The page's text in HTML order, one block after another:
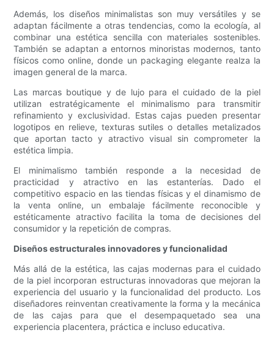
Además, los diseños minimalistas son muy versátiles y se
adaptan fácilmente a otras tendencias, como la ecología, al
combinar una estética sencilla con materiales sostenibles.
También se adaptan a entornos minoristas modernos, tanto
físicos como online, donde un packaging elegante realza la
imagen general de la marca.
Las marcas boutique y de lujo para el cuidado de la piel
utilizan estratégicamente el minimalismo para transmitir
refinamiento y exclusividad. Estas cajas pueden presentar
logotipos en relieve, texturas sutiles o detalles metalizados
que aportan tacto y atractivo visual sin comprometer la
estética limpia.
El minimalismo también responde a la necesidad de
practicidad y atractivo en las estanterías. Dado el
competitivo espacio en las tiendas físicas y el dinamismo de
la venta online, un embalaje fácilmente reconocible y
estéticamente atractivo facilita la toma de decisiones del
consumidor y la repetición de compras.
Diseños estructurales innovadores y funcionalidad
Más allá de la estética, las cajas modernas para el cuidado
de la piel incorporan estructuras innovadoras que mejoran la
experiencia del usuario y la funcionalidad del producto. Los
diseñadores reinventan creativamente la forma y la mecánica
de las cajas para que el desempaquetado sea una
experiencia placentera, práctica e incluso educativa.